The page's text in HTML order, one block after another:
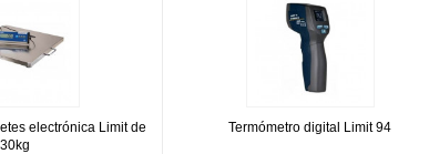
electrónica Limit de
30kg
Termómetro digital Limit 94